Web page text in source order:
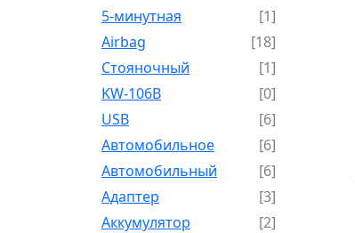
5-минутная
[1]
Airbag
[18]
Cтояночный
[1]
KW-106B
[0]
USB
[6]
Автомобильное
[6]
Автомобильный
[6]
Адаптер
[3]
Аккумулятор
[2]